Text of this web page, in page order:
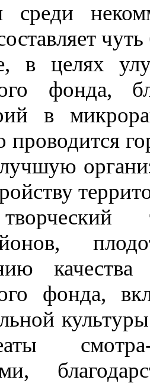
среди
в целях
фонда,
в
проводится
качества
фонда,
смотра-